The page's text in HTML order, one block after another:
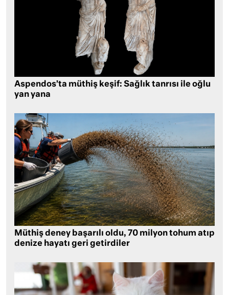
Aspendos’ta müthiş keşif: Sağlık tanrısı ile oğlu
yan yana
Müthiş deney başarılı oldu, 70 milyon tohum atıp
denize hayatı geri getirdiler